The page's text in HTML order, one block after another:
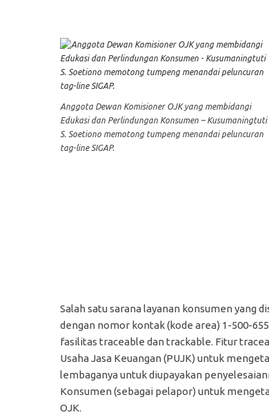
Anggota Dewan Komisioner OJK yang membidangi
Edukasi dan Perlindungan Konsumen – Kusumaningtuti
S. Soetiono memotong tumpeng menandai peluncuran
tag-line SIGAP.
Salah satu sarana layanan konsumen yang
dengan nomor kontak (kode area) 1-500-
fasilitas traceable dan trackable. Fitur
Usaha Jasa Keuangan (PUJK) untuk
lembaganya untuk diupayakan
Konsumen (sebagai pelapor) untuk
OJK.